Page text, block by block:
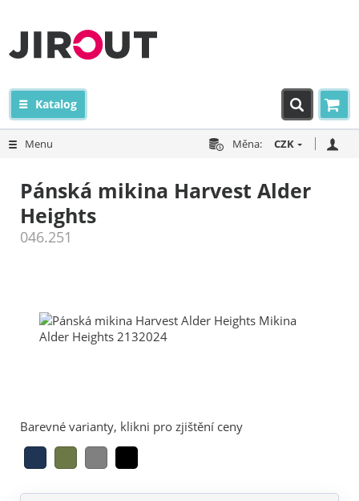
Katalog
Menu Měna: CZK
Pánská mikina Harvest Alder
Heights
046.251
Barevné varianty, klikni pro zjištění ceny